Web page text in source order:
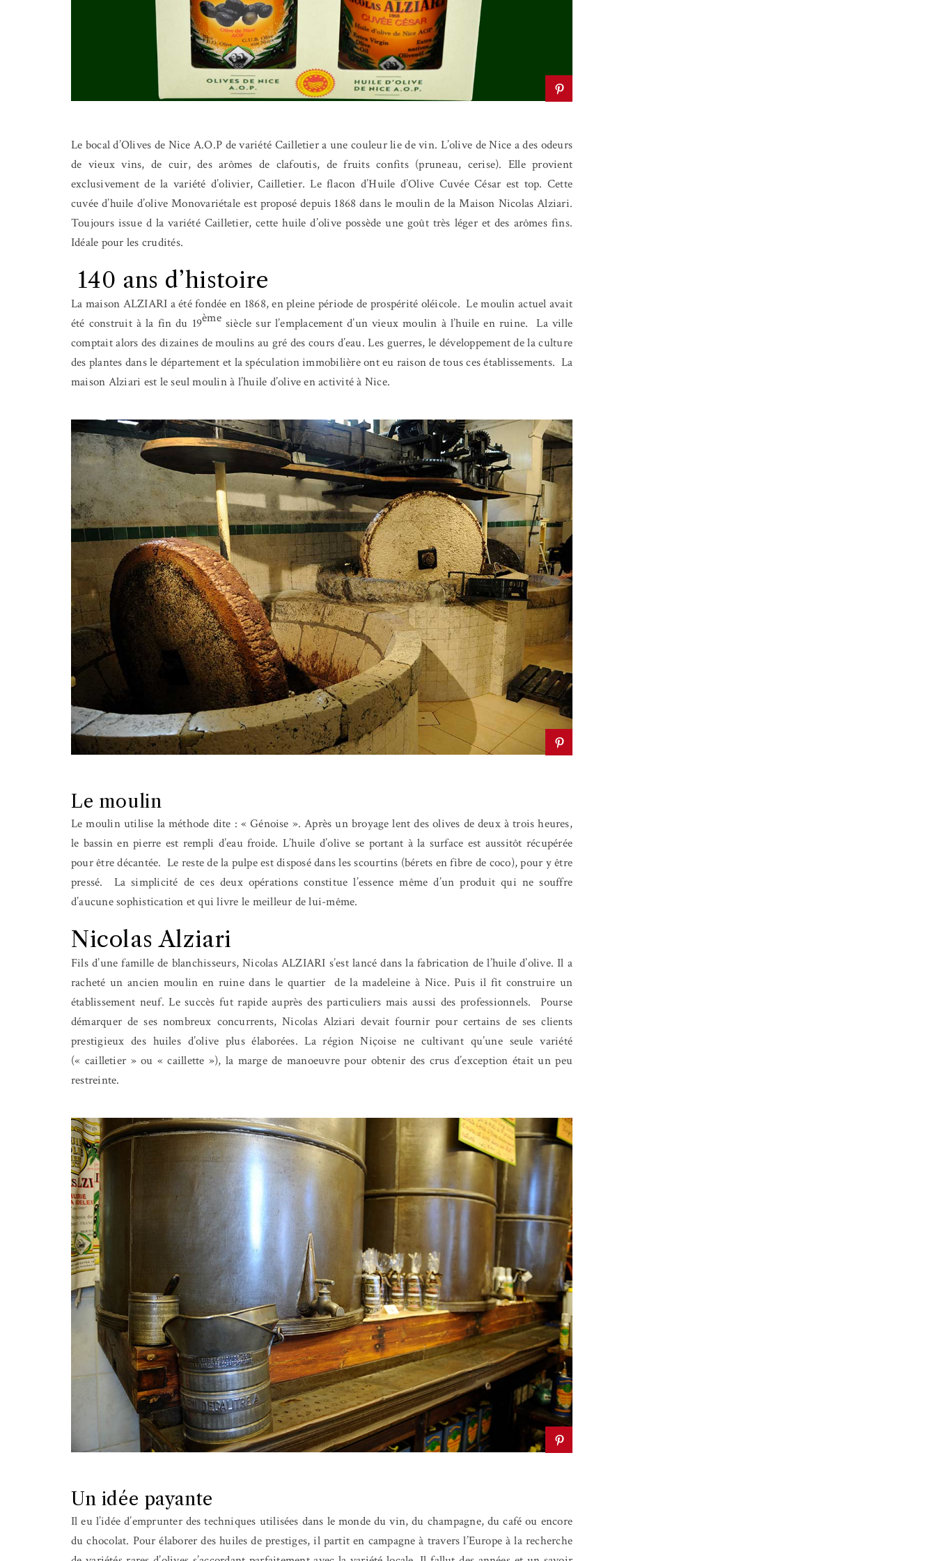
Le bocal d’Olives de Nice A.O.P de variété Cailletier a une couleur lie de vin. L’olive de Nice a des odeurs
de vieux vins, de cuir, des arômes de clafoutis, de fruits confits (pruneau, cerise). Elle provient
exclusivement de la variété d’olivier, Cailletier. Le flacon d’Huile d’Olive Cuvée César est top. Cette
cuvée d’huile d’olive Monovariétale est proposé depuis 1868 dans le moulin de la Maison Nicolas Alziari.
Toujours issue d la variété Cailletier, cette huile d’olive possède une goût très léger et des arômes fins.
Idéale pour les crudités.
140 ans d’histoire
La maison ALZIARI a été fondée en 1868,en pleine période de prospérité oléicole. Le moulin actuel avait
été construit à la fin du 19ème siècle sur l’emplacement d’un vieux moulin à l’huile en ruine.
La ville
comptait alors des dizaines de moulins au gré des cours d’eau. Les guerres, le développement de la culture
des plantes dans le département et la spéculation immobilière ont eu raison de tous ces établissements. La
maison Alziari est le seul moulin à l’huile d’olive en activité à Nice.
Le moulin
Le moulin utilise la méthode dite : « Génoise ». Après un broyage lent des olives de deux à trois heures,
le bassin en pierre est rempli d’eau froide. L’huile d’olive se portant à la surface est aussitôt récupérée
pour être décantée. Le reste de la pulpe est disposé dans les scourtins (bérets en fibre de coco), pour y être
pressé.
La simplicité de ces deux opérations constitue l’essence même d’un produit qui ne souffre
d’aucune sophistication et qui livre le meilleur de lui-même.
Nicolas Alziari
Fils d’une famille de blanchisseurs, Nicolas ALZIARI s’est lancé dans la fabrication de l’huile d’olive. Il a
racheté un ancien moulin en ruine dans le quartier
de la madeleine à Nice. Puis il fit construire un
établissement neuf. Le succès fut rapide auprès des particuliers mais aussi des professionnels.
Pourse
démarquer de ses nombreux concurrents, Nicolas Alziari devait fournir pour certains de ses clients
prestigieux des huiles d’olive plus élaborées. La région Niçoise ne cultivant qu’une seule variété
(« cailletier » ou « caillette »), la marge de manoeuvre pour obtenir des crus d’exception était un peu
restreinte.
Un idée payante
Il eu l’idée d’emprunter des techniques utilisées dans le monde du vin, du champagne, du café ou encore
du chocolat. Pour élaborer des huiles de prestiges, il partit en campagne à travers l’Europe à la recherche